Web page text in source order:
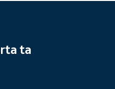
ta